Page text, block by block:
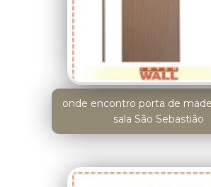
onde encontro porta de
sala São Sebastião